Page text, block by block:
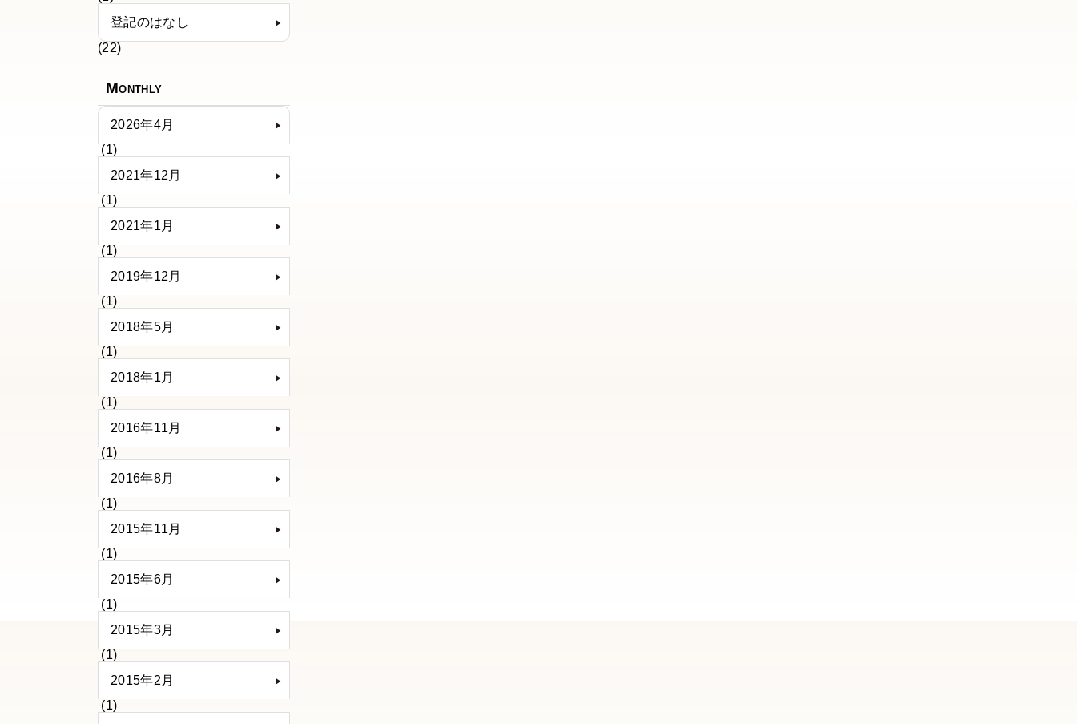
登記のはなし
(22)
Monthly
2026年4月
(1)
2021年12月
(1)
2021年1月
(1)
2019年12月
(1)
2018年5月
(1)
2018年1月
(1)
2016年11月
(1)
2016年8月
(1)
2015年11月
(1)
2015年6月
(1)
2015年3月
(1)
2015年2月
(1)